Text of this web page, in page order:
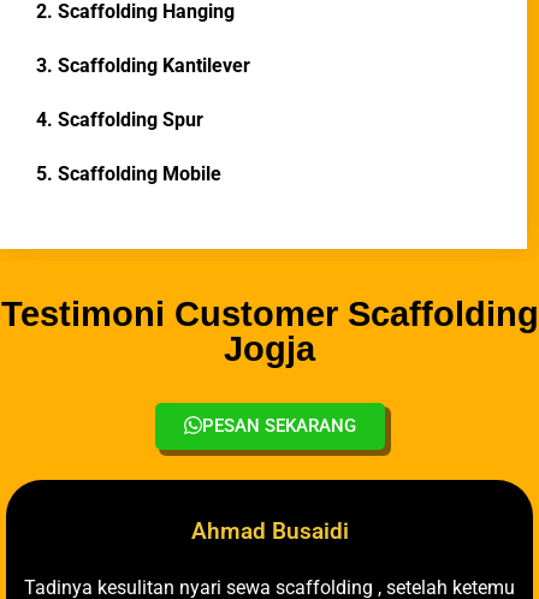
2. Scaffolding Hanging
3. Scaffolding Kantilever
4. Scaffolding Spur
5. Scaffolding Mobile
Testimoni Customer Scaffolding
Jogja
PESAN SEKARANG
Ahmad Busaidi
Tadinya kesulitan nyari sewa scaffolding , setelah ketemu